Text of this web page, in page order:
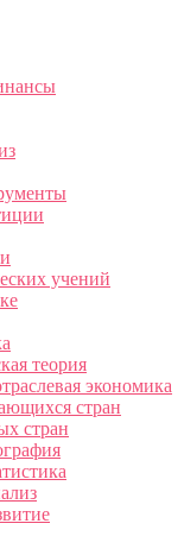
учений
теория
экономика
стран
стран